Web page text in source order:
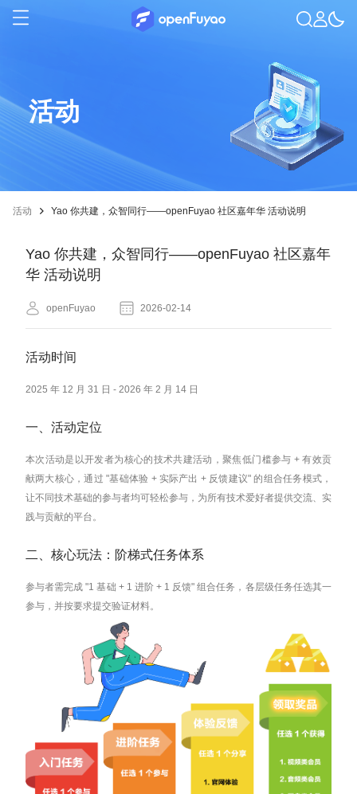
活动
活动 Yao 你共建，众智同行——openFuyao 社区嘉年华 活动说明
Yao 你共建，众智同行——openFuyao 社区嘉年
华 活动说明
openFuyao 2026-02-14
活动时间
2025 年 12 月 31 日 - 2026 年 2 月 14 日
一、活动定位
本次活动是以开发者为核心的技术共建活动，聚焦低门槛参与 + 有效贡
献两大核心，通过 "基础体验 + 实际产出 + 反馈建议" 的组合任务模式，
让不同技术基础的参与者均可轻松参与，为所有技术爱好者提供交流、实
践与贡献的平台。
二、核心玩法：阶梯式任务体系
参与者需完成 "1 基础 + 1 进阶 + 1 反馈" 组合任务，各层级任务任选其一
参与，并按要求提交验证材料。